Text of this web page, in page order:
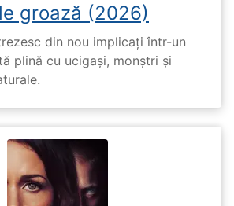
groază (2026)
din nou implicați într-un
plină cu ucigași, monștri și